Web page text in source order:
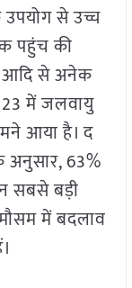
उपयोग से उच्च
पहुंच की
आदि से अनेक
में जलवायु
आया है। द
63%
सबसे बड़ी
में बदलाव